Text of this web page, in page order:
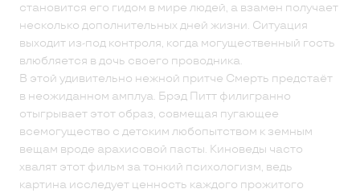
становится его гидом в мире людей, а взамен получает
несколько дополнительных дней жизни. Ситуация
выходит из-под контроля, когда могущественный гость
влюбляется в дочь своего проводника.
В этой удивительно нежной притче Смерть предстаёт
в неожиданном амплуа. Брэд Питт филигранно
отыгрывает этот образ, совмещая пугающее
всемогущество с детским любопытством к земным
вещам вроде арахисовой пасты. Киноведы часто
хвалят этот фильм за тонкий психологизм, ведь
картина исследует ценность каждого прожитого